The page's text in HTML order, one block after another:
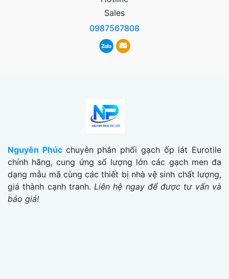
Sales
0987567808
Nguyên Phúc chuyên phân phối gạch ốp lát Eurotile
chính hãng, cung ứng số lượng lớn các gạch men đa
dạng mẫu mã cùng các thiết bị nhà vệ sinh chất lượng,
giá thành cạnh tranh. Liên hệ ngay để được tư vấn và
báo giá!